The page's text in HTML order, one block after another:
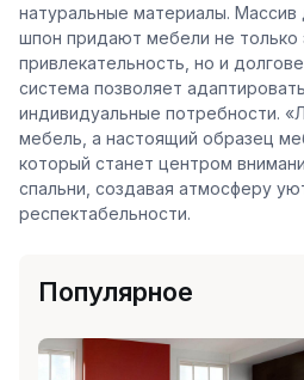
натуральные материалы. Массив
шпон придают мебели не только
привлекательность, но и
система позволяет
индивидуальные потребности.
мебель, а настоящий образец
который станет центром
спальни, создавая атмосферу
респектабельности.
Популярное